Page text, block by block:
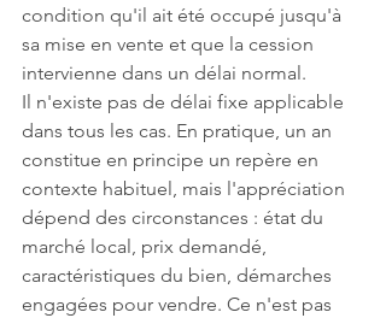
condition qu'il ait été occupé jusqu'à
sa mise en vente et que la cession
intervienne dans un délai normal.
Il n'existe pas de délai fixe applicable
dans tous les cas. En pratique, un an
constitue en principe un repère en
contexte habituel, mais l'appréciation
dépend des circonstances : état du
marché local, prix demandé,
caractéristiques du bien, démarches
engagées pour vendre. Ce n'est pas